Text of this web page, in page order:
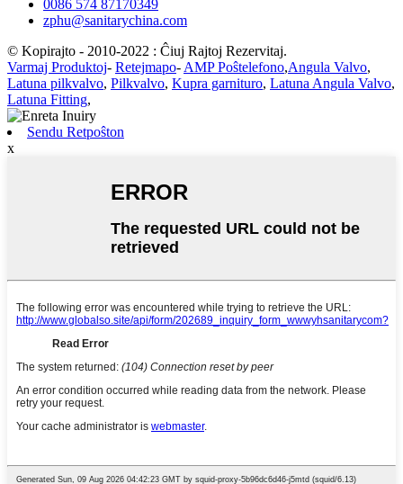
0086 574 87170349
zphu@sanitarychina.com
© Kopirajto - 2010-2022 : Ĉiuj Rajtoj Rezervitaj.
Varmaj Produktoj- Retejmapo- AMP Poŝtelefono,Angula Valvo,
Latuna pilkvalvo, Pilkvalvo, Kupra garnituro, Latuna Angula Valvo,
Latuna Fitting,
Sendu Retpoŝton
x